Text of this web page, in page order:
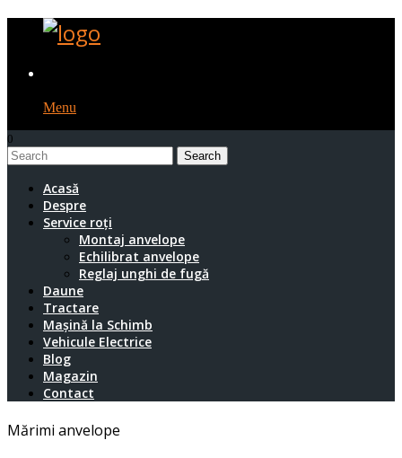
Menu
0
1
Acasă
Despre
Service roți
Montaj anvelope
Echilibrat anvelope
Reglaj unghi de fugă
Daune
Tractare
Mașină la Schimb
Vehicule Electrice
Blog
Magazin
Contact
Mărimi anvelope